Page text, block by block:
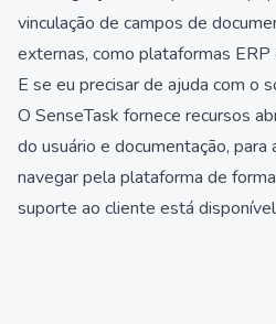
vinculação de campos de
externas, como plataformas ERP
E se eu precisar de ajuda com o
O SenseTask fornece recursos
do usuário e documentação, para
navegar pela plataforma de
suporte ao cliente está